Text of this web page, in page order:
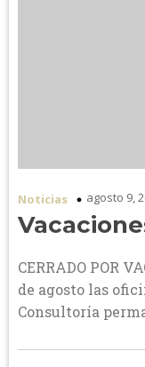
Noticias agosto 9,
CERRADO POR
de agosto las
Consultoría